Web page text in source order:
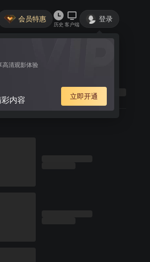
会员特惠
历史 客户端
登录
高清观影体验
内容 立即开通